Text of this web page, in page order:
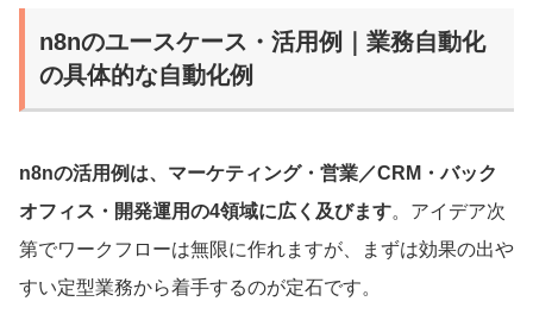
n8nのユースケース・活用例｜業務自動化
の具体的な自動化例
n8nの活用例は、マーケティング・営業／CRM・バック
オフィス・開発運用の4領域に広く及びます。アイデア次
第でワークフローは無限に作れますが、まずは効果の出や
すい定型業務から着手するのが定石です。